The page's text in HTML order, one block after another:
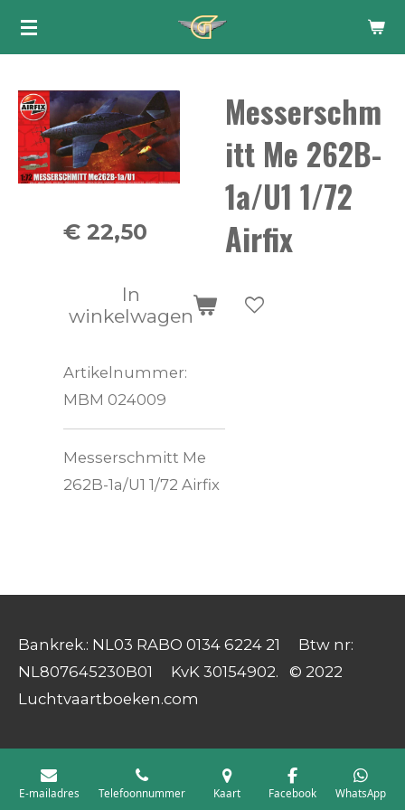
Ga
de
hoofdinhoud
Messerschm
itt Me 262B-
1a/U1 1/72
Airfix
€ 22,50
In
winkelwagen
Artikelnummer:
MBM 024009
Messerschmitt Me
262B-1a/U1 1/72 Airfix
Bankrek.: NL03 RABO 0134 6224 21 Btw nr:
NL807645230B01 KvK 30154902. © 2022
Luchtvaartboeken.com
E-mailadres Telefoonnummer Kaart Facebook WhatsApp